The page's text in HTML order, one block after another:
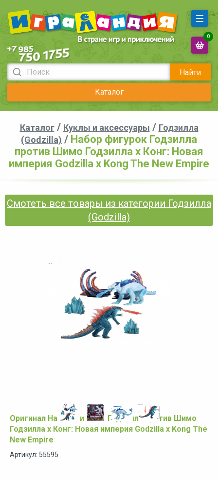
Найти
Каталог
0
Каталог/ Куклы и аксессуары / Годзилла
(Godzilla) / Набор фигурок Годзилла
против Шимо Годзилла х Конг: Новая
империя Godzilla x Kong The New Empire
Смотеть все товары из категории Годзилла
(Godzilla)
Оригинал Набор фигурок Годзилла против Шимо
Годзилла х Конг: Новая империя Godzilla x Kong The
New Empire
Артикул: 55595